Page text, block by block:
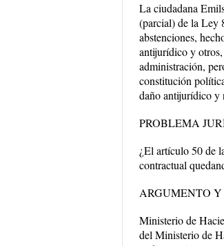
La ciudadana
(parcial) de la Ley
abstenciones,
antijurídico y otros,
administración,
constitución
daño antijurídico y
PROBLEMA
¿El artículo 50 de
contractual
ARGUMENTO
Ministerio de
del Ministerio de